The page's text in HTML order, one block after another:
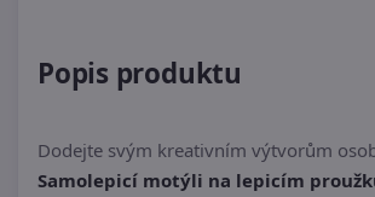
Popis produktu
Dodejte svým kreativním výtvorům
Samolepicí motýli na lepicím